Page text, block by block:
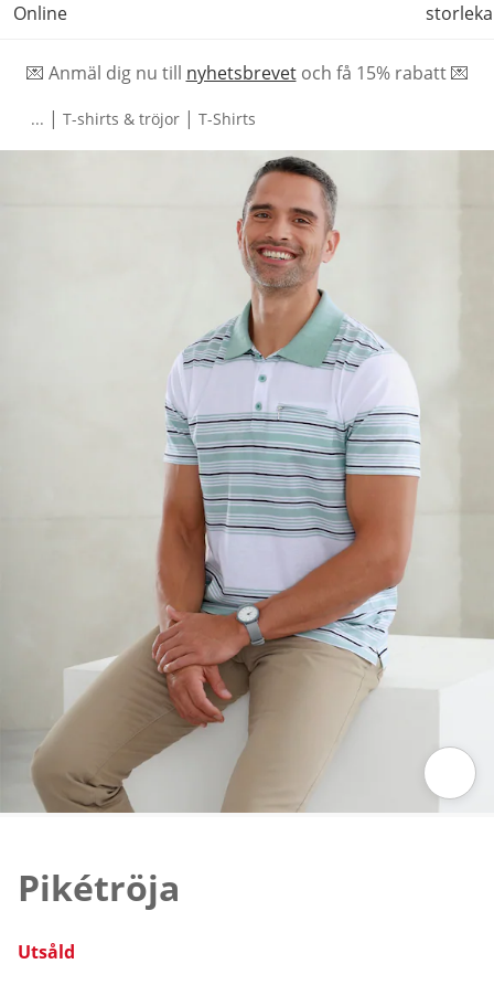
Online
💌 Anmäl dig nu till nyhetsbrevetoch få 15% rabatt 💌
... | T-shirts & tröjor | T-Shirts
Pikétröja
Utsåld